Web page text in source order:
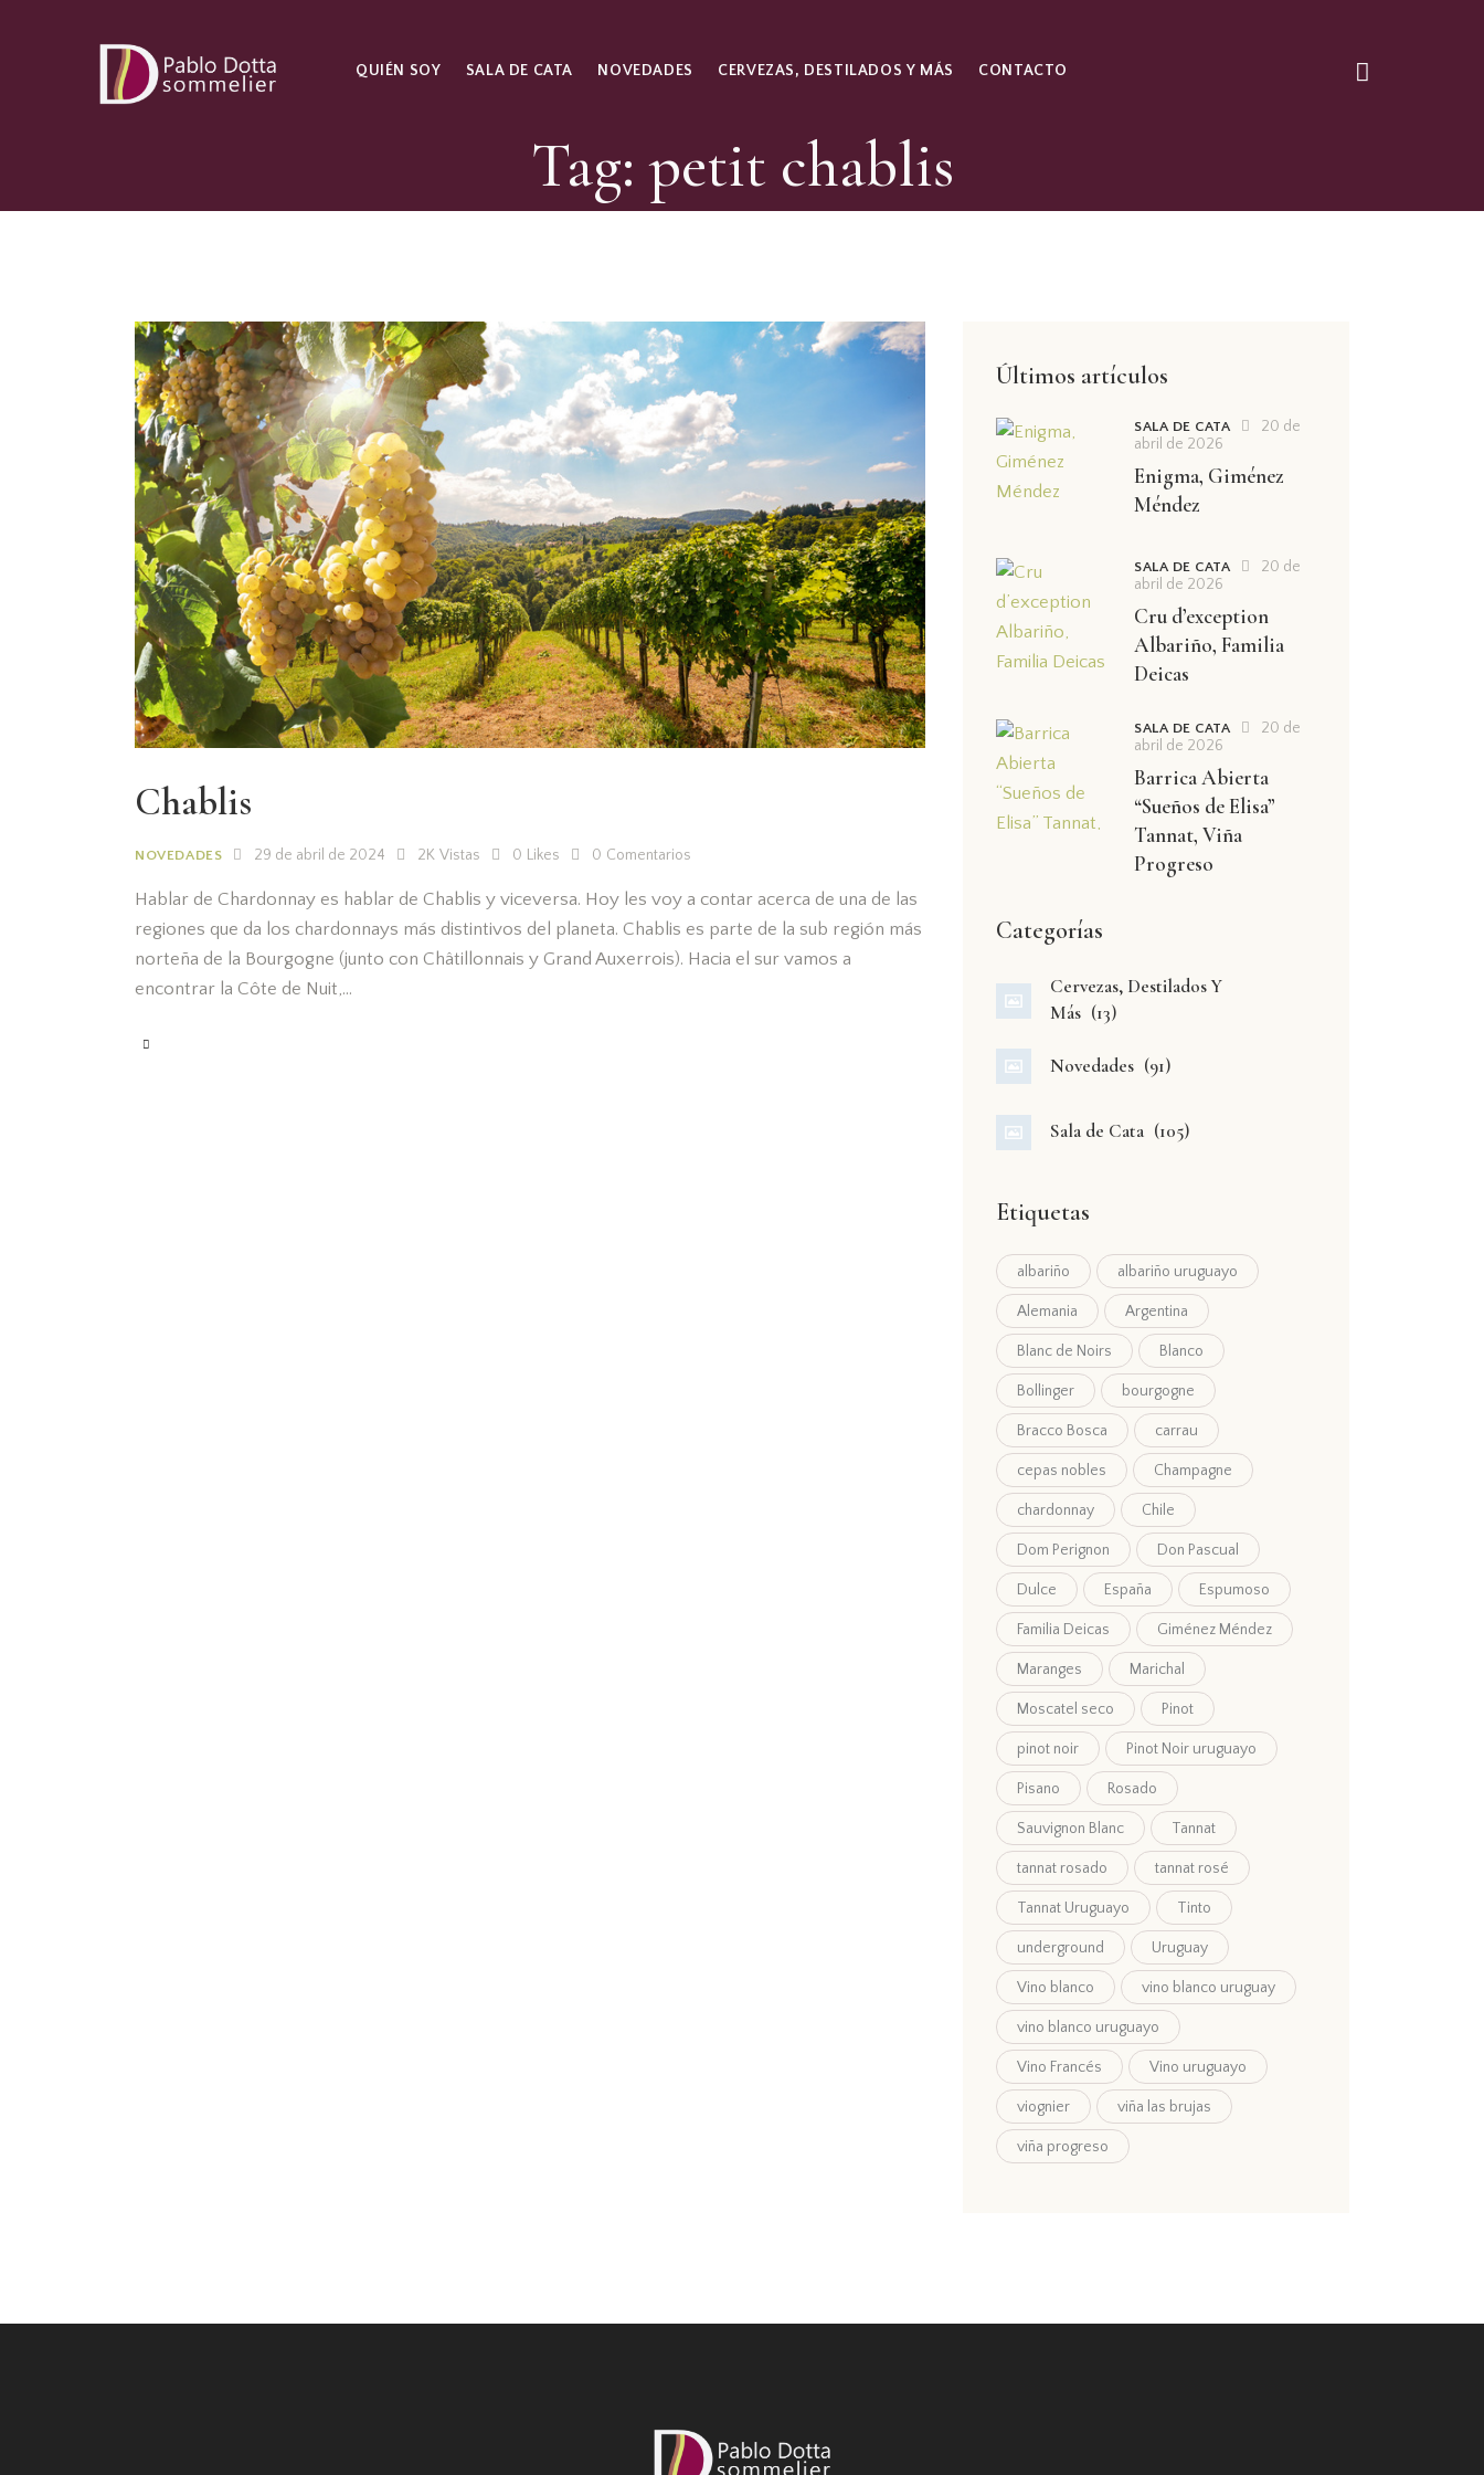
QUIÉN SOY SALA DE CATA NOVEDADES CERVEZAS, DESTILADOS Y MÁS CONTACTO
Tag: petit chablis
Chablis
NOVEDADES 29 de abril de 2024 2K Vistas 0 Likes 0 Comentarios
Hablar de Chardonnay es hablar de Chablis y viceversa. Hoy les voy a contar acerca de una de las
regiones que da los chardonnays más distintivos del planeta. Chablis es parte de la sub región más
norteña de la Bourgogne (junto con Châtillonnais y Grand Auxerrois). Hacia el sur vamos a
encontrar la Côte de Nuit,…
Últimos artículos
SALA DE CATA
20 de
abril de 2026
Enigma, Giménez
Méndez
SALA DE CATA
20 de
abril de 2026
Cru d’exception
Albariño, Familia
Deicas
SALA DE CATA
20 de
abril de 2026
Barrica Abierta
“Sueños de Elisa”
Tannat, Viña
Progreso
Categorías
Cervezas, Destilados Y
Más (13)
Novedades (91)
Sala de Cata (105)
Etiquetas
albariño albariño uruguayo
Alemania Argentina
Blanc de Noirs Blanco
Bollinger bourgogne
Bracco Bosca carrau
cepas nobles Champagne
chardonnay Chile
Dom Perignon Don Pascual
Dulce España Espumoso
Familia Deicas Giménez Méndez
Maranges Marichal
Moscatel seco Pinot
pinot noir Pinot Noir uruguayo
Pisano Rosado
Sauvignon Blanc Tannat
tannat rosado tannat rosé
Tannat Uruguayo Tinto
underground Uruguay
Vino blanco vino blanco uruguay
vino blanco uruguayo
Vino Francés Vino uruguayo
viognier viña las brujas
viña progreso